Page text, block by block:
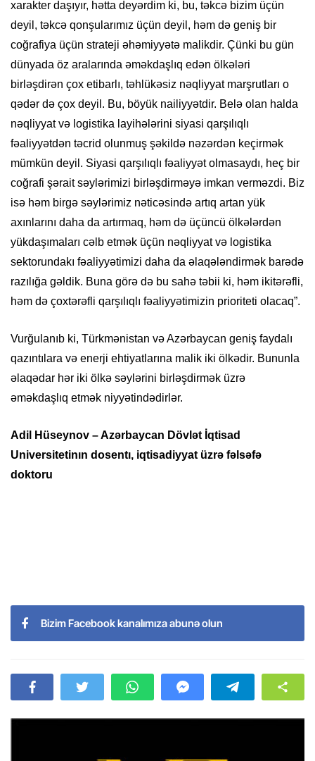
xarakter daşıyır, hətta deyərdim ki, bu, təkcə bizim üçün
deyil, təkcə qonşularımız üçün deyil, həm də geniş bir
coğrafiya üçün strateji əhəmiyyətə malikdir. Çünki bu gün
dünyada öz aralarında əməkdaşlıq edən ölkələri
birləşdirən çox etibarlı, təhlükəsiz nəqliyyat marşrutları o
qədər də çox deyil. Bu, böyük nailiyyətdir. Belə olan halda
nəqliyyat və logistika layihələrini siyasi qarşılıqlı
fəaliyyətdən təcrid olunmuş şəkildə nəzərdən keçirmək
mümkün deyil. Siyasi qarşılıqlı fəaliyyət olmasaydı, heç bir
coğrafi şərait səylərimizi birləşdirməyə imkan verməzdi. Biz
isə həm birgə səylərimiz nəticəsində artıq artan yük
axınlarını daha da artırmaq, həm də üçüncü ölkələrdən
yükdaşımaları cəlb etmək üçün nəqliyyat və logistika
sektorundakı fəaliyyətimizi daha da əlaqələndirmək barədə
razılığa gəldik. Buna görə də bu sahə təbii ki, həm ikitərəfli,
həm də çoxtərəfli qarşılıqlı fəaliyyətimizin prioriteti olacaq”.
Vurğulanıb ki, Türkmənistan və Azərbaycan geniş faydalı
qazıntılara və enerji ehtiyatlarına malik iki ölkədir. Bununla
əlaqədar hər iki ölkə səylərini birləşdirmək üzrə
əməkdaşlıq etmək niyyətindədirlər.
Adil Hüseynov – Azərbaycan Dövlət İqtisad
Universitetinın dosentı, iqtisadiyyat üzrə fəlsəfə
doktoru
Bizim Facebook kanalımıza abunə olun